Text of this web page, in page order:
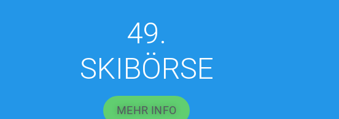
49.
SKIBÖRSE
MEHR INFO